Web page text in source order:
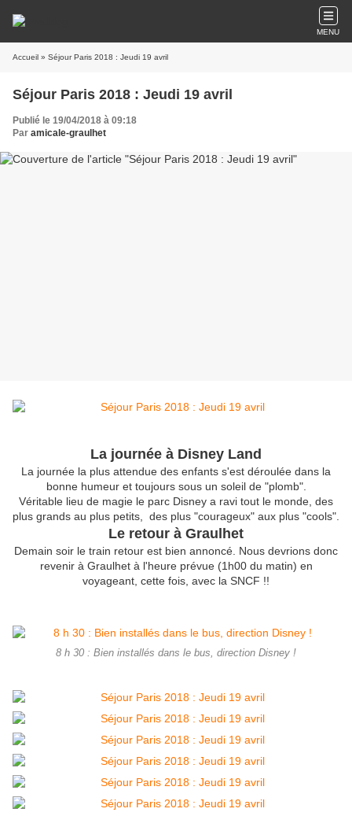
MENU
Accueil » Séjour Paris 2018 : Jeudi 19 avril
Séjour Paris 2018 : Jeudi 19 avril
Publié le 19/04/2018 à 09:18
Par amicale-graulhet
La journée à Disney Land
La journée la plus attendue des enfants s'est déroulée dans la
bonne humeur et toujours sous un soleil de "plomb".
Véritable lieu de magie le parc Disney a ravi tout le monde, des
plus grands au plus petits, des plus "courageux" aux plus "cools".
Le retour à Graulhet
Demain soir le train retour est bien annoncé. Nous devrions donc
revenir à Graulhet à l'heure prévue (1h00 du matin) en
voyageant, cette fois, avec la SNCF !!
8 h 30 : Bien installés dans le bus, direction Disney !